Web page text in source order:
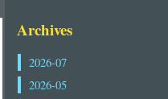
Archives
2026-07
2026-05